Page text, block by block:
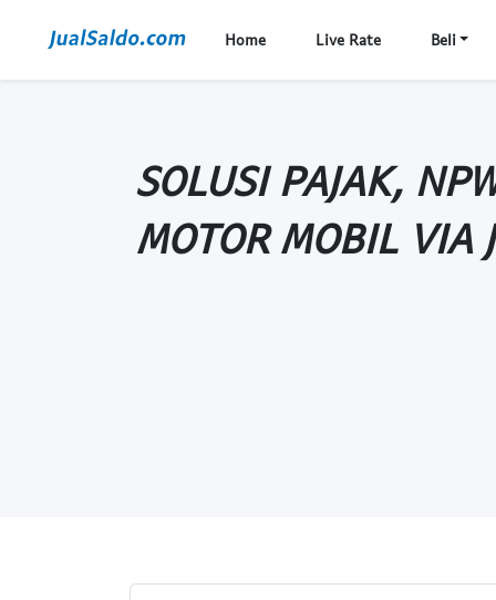
Home Live Rate Beli
SOLUSI PAJAK,
MOTOR MOBIL VIA